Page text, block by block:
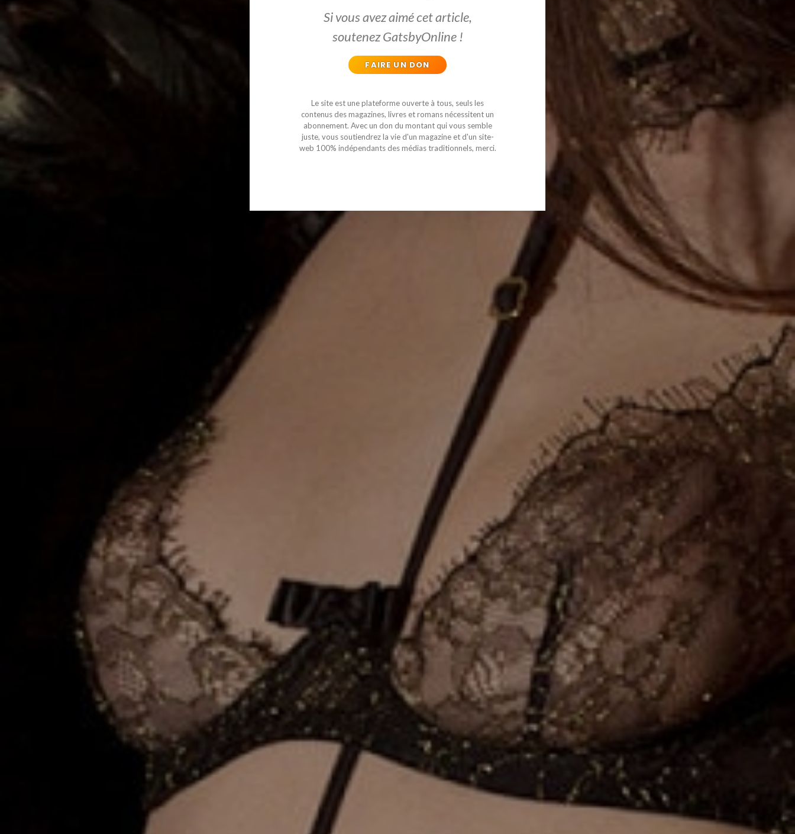
Si vous avez aimé cet article,
soutenez GatsbyOnline !
FAIRE UN DON
Le site est une plateforme ouverte à tous, seuls les
contenus des magazines, livres et romans nécessitent un
abonnement. Avec un don du montant qui vous semble
juste, vous soutiendrez la vie d'un magazine et d'un site-
web 100% indépendants des médias traditionnels, merci.